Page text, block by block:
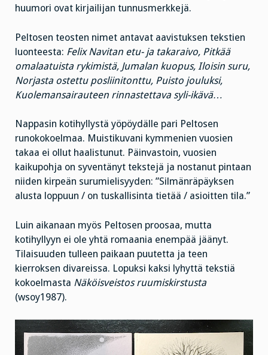
huumori ovat kirjailijan tunnusmerkkejä.
Peltosen teosten nimet antavat aavistuksen tekstien
luonteesta: Felix Navitan etu- ja takaraivo, Pitkää
omalaatuista rykimistä, Jumalan kuopus, Iloisin suru,
Norjasta ostettu posliinitonttu, Puisto jouluksi,
Kuolemansairauteen rinnastettava syli-ikävä…
Nappasin kotihyllystä yöpöydälle pari Peltosen
runokokoelmaa. Muistikuvani kymmenien vuosien
takaa ei ollut haalistunut. Päinvastoin, vuosien
kaikupohja on syventänyt tekstejä ja nostanut pintaan
niiden kirpeän surumielisyyden: ”Silmänräpäyksen
alusta loppuun / on tuskallisinta tietää / asioitten tila.”
Luin aikanaan myös Peltosen proosaa, mutta
kotihyllyyn ei ole yhtä romaania enempää jäänyt.
Tilaisuuden tulleen paikaan puutetta ja teen
kierroksen divareissa. Lopuksi kaksi lyhyttä tekstiä
kokoelmasta Näköisveistos ruumiskirstusta
(wsoy1987).